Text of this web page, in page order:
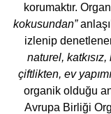
korumaktır.
kokusundan”
izlenip
naturel,
çiftlikten, ev
organik olduğu
Avrupa Birliği